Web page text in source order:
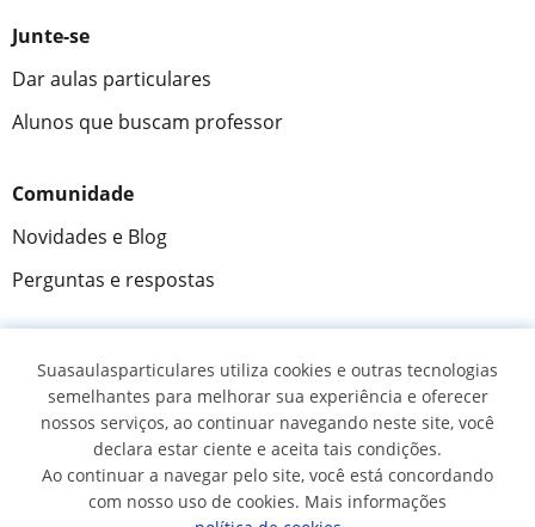
Junte-se
Dar aulas particulares
Alunos que buscam professor
Comunidade
Novidades e Blog
Perguntas e respostas
Fantástica★★★★★ 9,5/10
305915 opiniões de alunos
© 2007 - 2026 Suas aulas particulares
Suasaulasparticulares utiliza cookies e outras tecnologias
semelhantes para melhorar sua experiência e oferecer
nossos serviços, ao continuar navegando neste site, você
declara estar ciente e aceita tais condições.
Ao continuar a navegar pelo site, você está concordando
com nosso uso de cookies. Mais informações